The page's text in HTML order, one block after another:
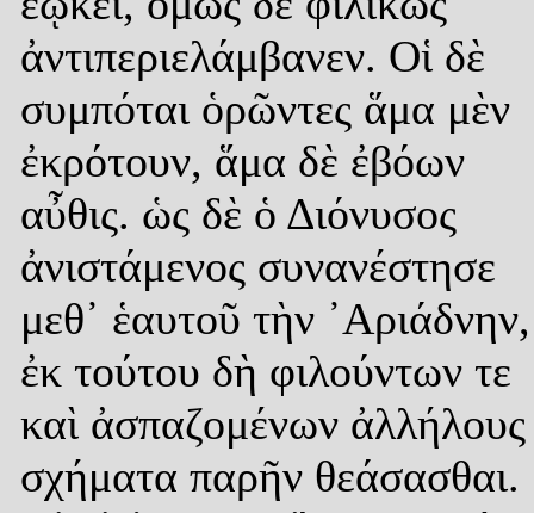
ἀντιπεριελάμβανεν. Οἱ δὲ
συμπόται ὁρῶντες ἅμα μὲν
ἐκρότουν, ἅμα δὲ ἐβόων
αὖθις. ὡς δὲ ὁ Διόνυσος
ἀνιστάμενος συνανέστησε
μεθ᾿ ἑαυτοῦ τὴν ᾿Αριάδνην,
ἐκ τούτου δὴ φιλούντων τε
καὶ ἀσπαζομένων ἀλλήλους
σχήματα παρῆν θεάσασθαι.